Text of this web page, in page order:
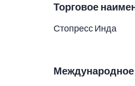
Торговое
Стопресс Инда
Международное